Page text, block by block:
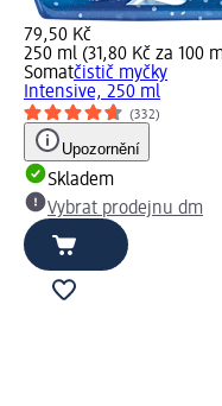
79,50 Kč
250 ml (31,80 Kč za 100
Somatčistič myčky
Intensive, 250 ml
(332)
Upozornění
Skladem
Vybrat prodejnu dm